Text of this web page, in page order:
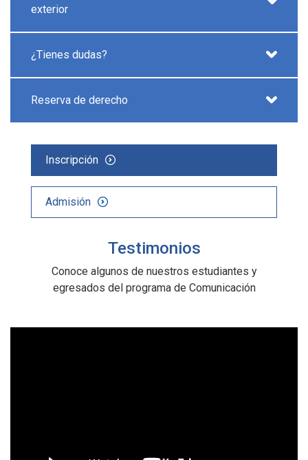
exterior
¿Tienes dudas?
Reserva de derecho
Inscripción
Admisión
Testimonios
Conoce algunos de nuestros estudiantes y
egresados del programa de Comunicación